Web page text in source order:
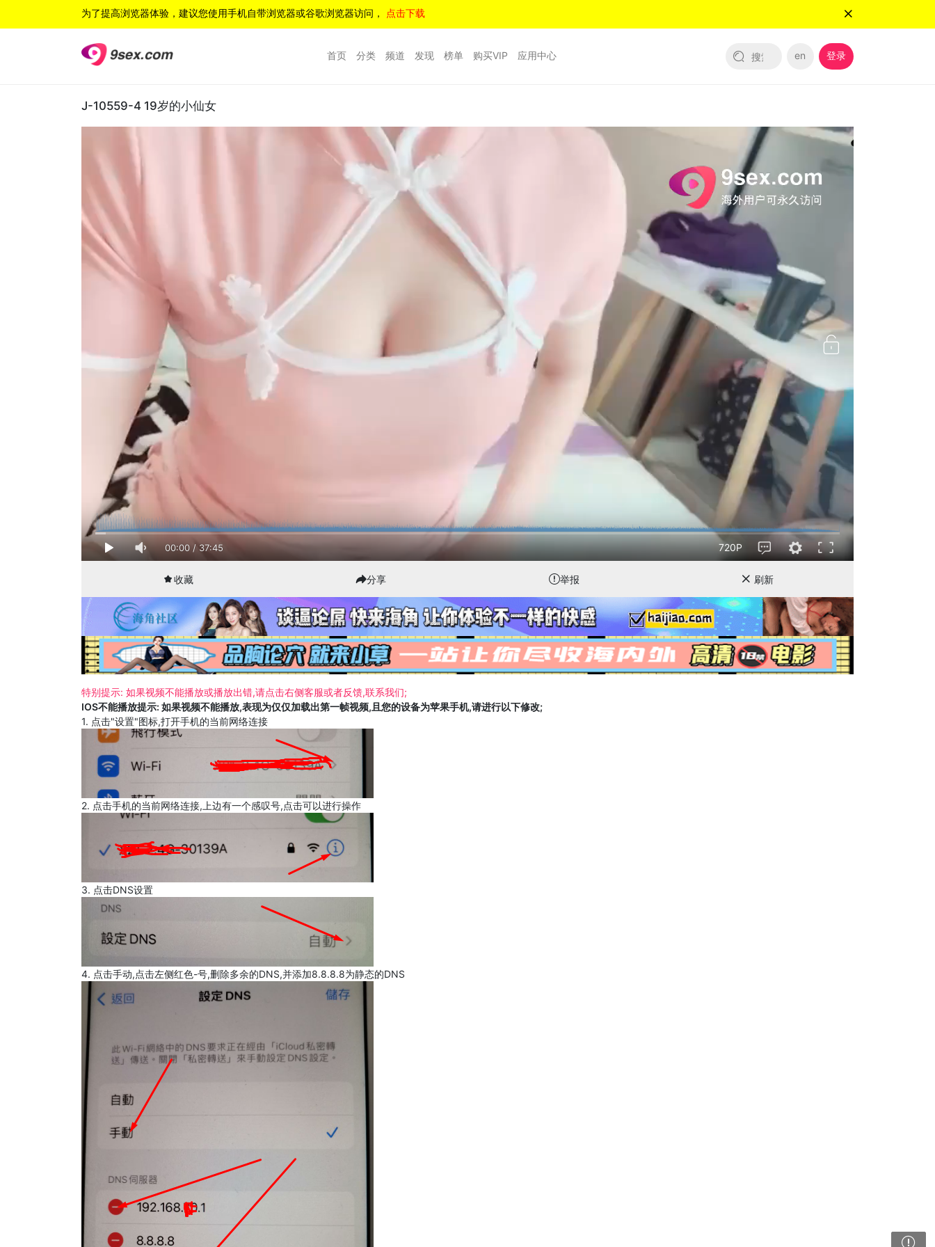
为了提高浏览器体验，建议您使用手机自带浏览器或谷歌浏览器访问， 点击下载
首页 分类 频道 发现 榜单 购买VIP 应用中心 en 登录
J-10559-4 19岁的小仙女
00:00 / 37:45 720P
收藏 分享 举报 刷新
特别提示: 如果视频不能播放或播放出错,请点击右侧客服或者反馈,联系我们;
IOS不能播放提示: 如果视频不能播放,表现为仅仅加载出第一帧视频,且您的设备为苹果手机,请进行以下修改;
1. 点击"设置"图标,打开手机的当前网络连接
2. 点击手机的当前网络连接,上边有一个感叹号,点击可以进行操作
3. 点击DNS设置
4. 点击手动,点击左侧红色-号,删除多余的DNS,并添加8.8.8.8为静态的DNS